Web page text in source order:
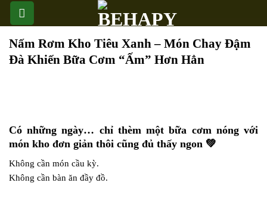
Nấm Rơm Kho Tiêu Xanh – Món Chay Đậm
Đà Khiến Bữa Cơm “Ấm” Hơn Hẳn
Có những ngày… chỉ thèm một bữa cơm nóng với
món kho đơn giản thôi cũng đủ thấy ngon 💚
Không cần món cầu kỳ.
Không cần bàn ăn đầy đồ.